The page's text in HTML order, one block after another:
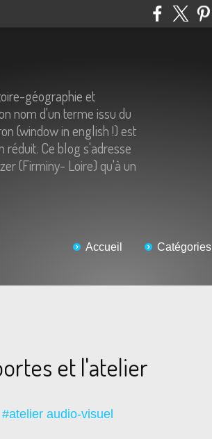
géographie et
nom d'un terme issu du
(window in english !) est
réduit. Ce blog s'adresse
(Firminy- Loire) qu'à un
Accueil Catégories
et l'atelier
#atelier audio-visuel